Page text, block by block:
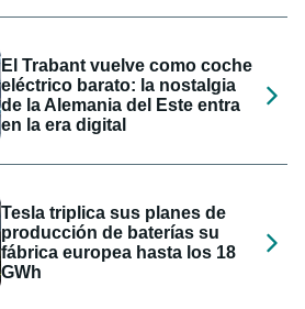
El Trabant vuelve como coche
eléctrico barato: la nostalgia
de la Alemania del Este entra
en la era digital
Tesla triplica sus planes de
producción de baterías su
fábrica europea hasta los 18
GWh